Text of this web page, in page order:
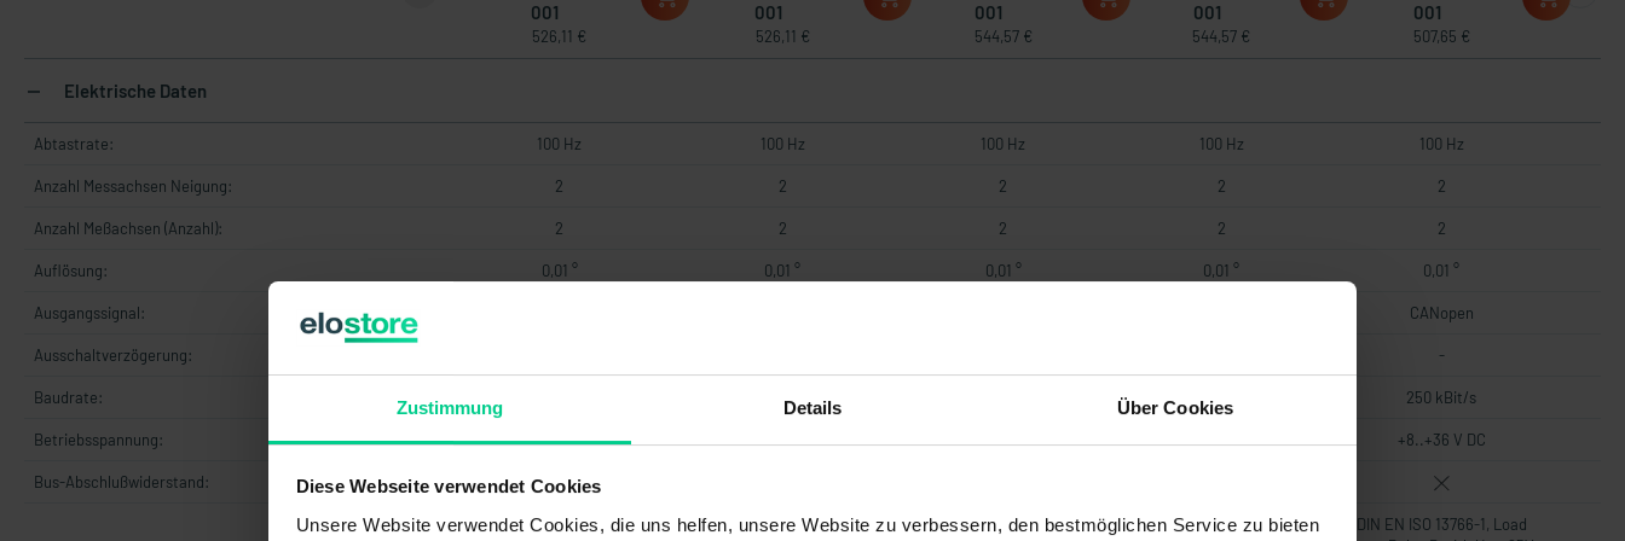
Zustimmung Details Über Cookies
Diese Webseite verwendet Cookies
Unsere Website verwendet Cookies, die uns helfen, unsere Website zu verbessern, den bestmöglichen Service zu bieten
001
526,11 €
001
526,11 €
001
544,57 €
001
544,57 €
001
507,65 €
Elektrische Daten
Abtastrate: 100 Hz 100 Hz 100 Hz 100 Hz 100 Hz
Anzahl Messachsen Neigung: 2 2 2 2 2
Anzahl Meßachsen (Anzahl): 2 2 2 2 2
Auflösung: 0,01 ° 0,01 ° 0,01 ° 0,01 ° 0,01 °
Ausgangssignal: CANopen
Ausschaltverzögerung: -
Baudrate: 250 kBit/s 250 kBit/s 250 kBit/s
Betriebsspannung: +8..+36 V DC +8..+36 V DC
Bus-Abschlußwiderstand:
DIN EN ISO 13766-1, Load
DIN EN ISO 13766-1, Load
DIN EN ISO 13766-1, Load
DIN EN ISO 13766-1, Load
DIN EN ISO 13766-1, Load